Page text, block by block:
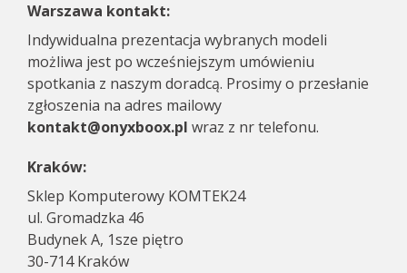
Warszawa kontakt:
Indywidualna prezentacja wybranych modeli
możliwa jest po wcześniejszym umówieniu
spotkania z naszym doradcą. Prosimy o przesłanie
zgłoszenia na adres mailowy
kontakt@onyxboox.pl wraz z nr telefonu.
Kraków:
Sklep Komputerowy KOMTEK24
ul. Gromadzka 46
Budynek A, 1sze piętro
30-714 Kraków